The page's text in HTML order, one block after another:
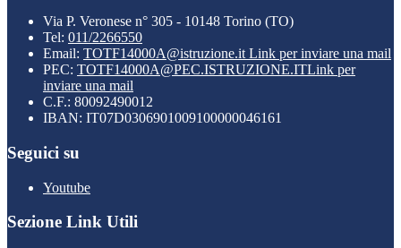
Via P. Veronese n° 305 - 10148 Torino (TO)
Tel: 011/2266550
Email: TOTF14000A@istruzione.it Link per inviare una mail
PEC: TOTF14000A@PEC.ISTRUZIONE.ITLink per
inviare una mail
C.F.: 80092490012
IBAN: IT07D0306901009100000046161
Seguici su
Youtube
Sezione Link Utili